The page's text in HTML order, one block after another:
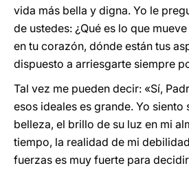
vida más bella y digna. Yo le
de ustedes: ¿Qué es lo que
en tu corazón, dónde están tus
dispuesto a arriesgarte siempre
Tal vez me pueden decir: «Sí,
esos ideales es grande. Yo siento
belleza, el brillo de su luz en mi
tiempo, la realidad de mi
fuerzas es muy fuerte para